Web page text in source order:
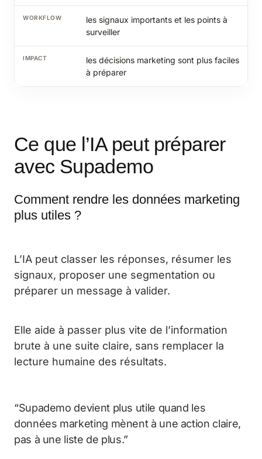
les signaux importants et les points à
surveiller
les décisions marketing sont plus faciles
à préparer
Ce que l’IA peut préparer
avec Supademo
Comment rendre les données marketing
plus utiles ?
L’IA peut classer les réponses, résumer les
signaux, proposer une segmentation ou
préparer un message à valider.
Elle aide à passer plus vite de l’information
brute à une suite claire, sans remplacer la
lecture humaine des résultats.
“Supademo devient plus utile quand les
données marketing mènent à une action claire,
pas à une liste de plus.”